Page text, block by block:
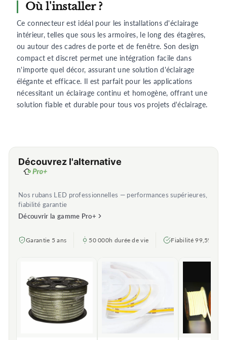
Où l'installer ?
Ce connecteur est idéal pour les installations d'éclairage
intérieur, telles que sous les armoires, le long des étagères,
ou autour des cadres de porte et de fenêtre. Son design
compact et discret permet une intégration facile dans
n'importe quel décor, assurant une solution d'éclairage
élégante et efficace. Il est parfait pour les applications
nécessitant un éclairage continu et homogène, offrant une
solution fiable et durable pour tous vos projets d'éclairage.
Découvrez l'alternative
Nos rubans LED professionnelles — performances supérieures,
fiabilité garantie
Découvrir la gamme Pro+
Garantie 5 ans 50 000h durée de vie Fiabilité 99,5%